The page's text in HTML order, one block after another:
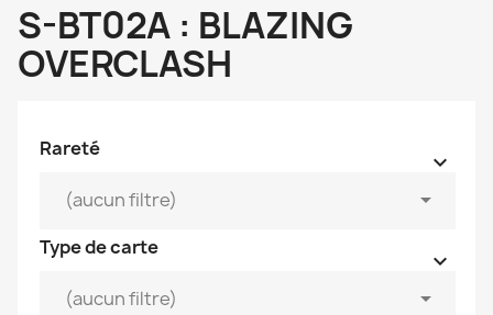
S-BT02A : BLAZING
OVERCLASH
Rareté

(aucun filtre) 
Type de carte

(aucun filtre) 